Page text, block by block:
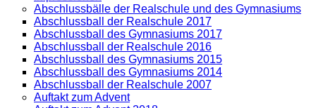
Abschlussbälle der Realschule und des Gymnasiums
Abschlussball der Realschule 2017
Abschlussball des Gymnasiums 2017
Abschlussball der Realschule 2016
Abschlussball des Gymnasiums 2015
Abschlussball des Gymnasiums 2014
Abschlussball der Realschule 2007
Auftakt zum Advent